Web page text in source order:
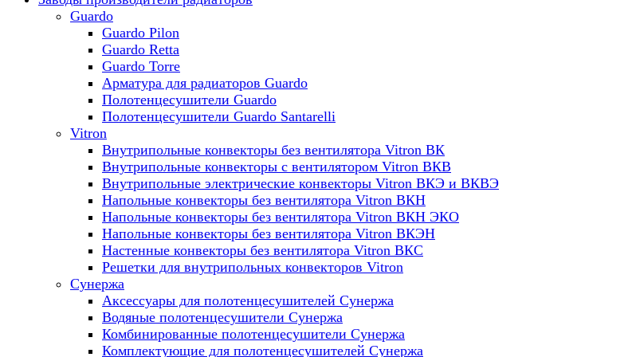
Guardo
Guardo Pilon
Guardo Retta
Guardo Torre
Арматура для радиаторов Guardo
Полотенцесушители Guardo
Полотенцесушители Guardo Santarelli
Vitron
Внутрипольные конвекторы без вентилятора Vitron ВК
Внутрипольные конвекторы с вентилятором Vitron ВКВ
Внутрипольные электрические конвекторы Vitron ВКЭ и ВКВЭ
Напольные конвекторы без вентилятора Vitron ВКН
Напольные конвекторы без вентилятора Vitron ВКН ЭКО
Напольные конвекторы без вентилятора Vitron ВКЭН
Настенные конвекторы без вентилятора Vitron ВКС
Решетки для внутрипольных конвекторов Vitron
Сунержа
Аксессуары для полотенцесушителей Сунержа
Водяные полотенцесушители Сунержа
Комбинированные полотенцесушители Сунержа
Комплектующие для полотенцесушителей Сунержа